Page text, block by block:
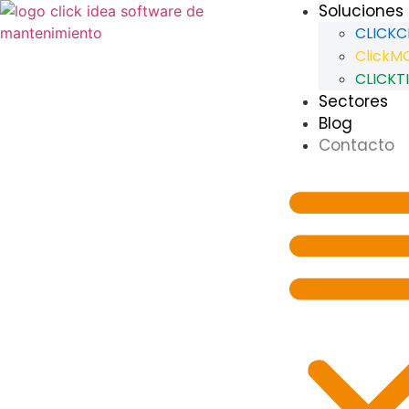
Soluciones
Sectores
Blog
Contacto